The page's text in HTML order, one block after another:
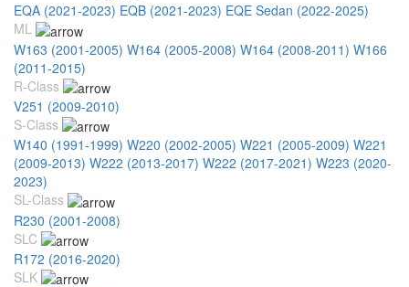
EQA (2021-2023) EQB (2021-2023) EQE Sedan (2022-2025)
ML
W163 (2001-2005) W164 (2005-2008) W164 (2008-2011) W166
(2011-2015)
R-Class
V251 (2009-2010)
S-Class
W140 (1991-1999) W220 (2002-2005) W221 (2005-2009) W221
(2009-2013) W222 (2013-2017) W222 (2017-2021) W223 (2020-
2023)
SL-Class
R230 (2001-2008)
SLC
R172 (2016-2020)
SLK